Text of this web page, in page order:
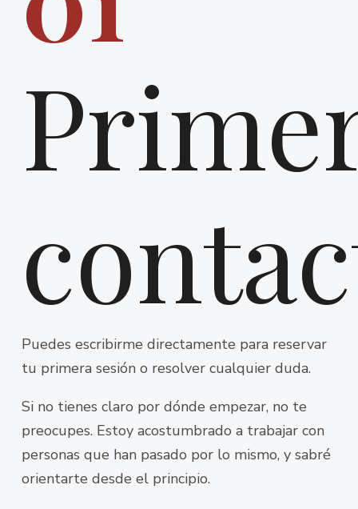
Puedes escribirme directamente para reservar
tu primera sesión o resolver cualquier duda.
Si no tienes claro por dónde empezar, no te
preocupes. Estoy acostumbrado a trabajar con
personas que han pasado por lo mismo, y sabré
orientarte desde el principio.